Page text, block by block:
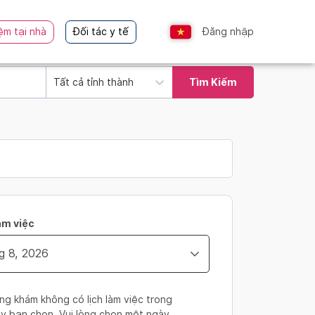
tại nhà Đối tác y tế Đăng nhập
Tất cả tỉnh thành Tìm Kiếm
việc
khám không có lịch làm việc trong